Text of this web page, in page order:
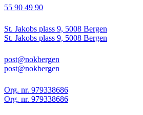
55 90 49 90
St. Jakobs plass 9, 5008 Bergen
St. Jakobs plass 9, 5008 Bergen
post@nokbergen
post@nokbergen
Org. nr. 979338686
Org. nr. 979338686